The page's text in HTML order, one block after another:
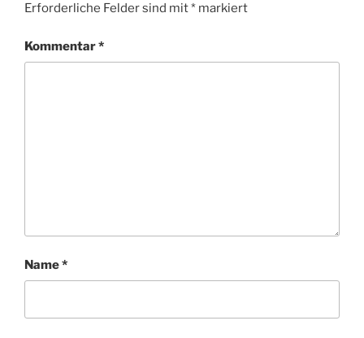
Erforderliche Felder sind mit* markiert
Kommentar*
Name*